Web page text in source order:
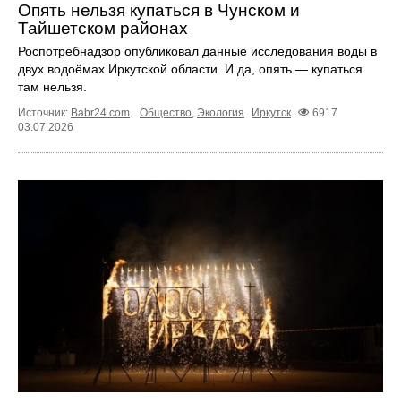
Опять нельзя купаться в Чунском и
Тайшетском районах
Роспотребнадзор опубликовал данные исследования воды в
двух водоёмах Иркутской области. И да, опять — купаться
там нельзя.
Источник: Babr24.com. Общество, Экология Иркутск
6917
03.07.2026